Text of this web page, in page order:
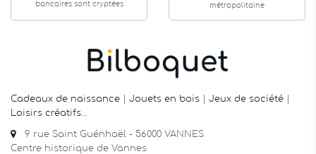
bancaires sont cryptées
métropolitaine
Cadeaux de naissance Jouets en bois Jeux de société
Loisirs créatifs
9 rue Saint Guénhaël - 56000 VANNES
Centre historique de Vannes